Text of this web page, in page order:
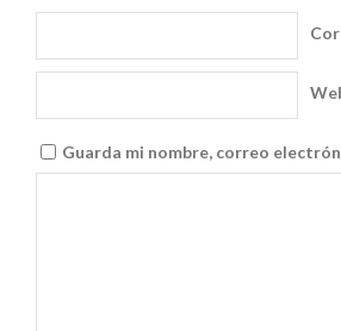
Guarda mi nombre, correo